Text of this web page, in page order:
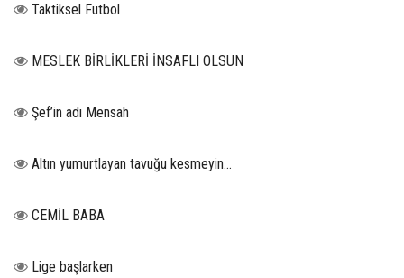
Taktiksel Futbol
MESLEK BİRLİKLERİ İNSAFLI OLSUN
Şef’in adı Mensah
Altın yumurtlayan tavuğu kesmeyin…
CEMİL BABA
Lige başlarken